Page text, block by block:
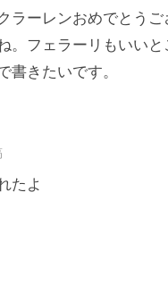
ラーレンおめでとう
。フェラーリもいい
書きたいです。
たよ